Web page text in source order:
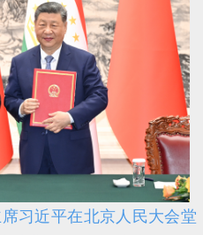
习近平在北京人民大会堂